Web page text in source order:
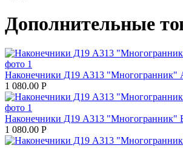
Дополнительные
Наконечники Д19 А313 "Многогранник"
1 080.00 Р
Наконечники Д19 А313 "Многогранник"
1 080.00 Р